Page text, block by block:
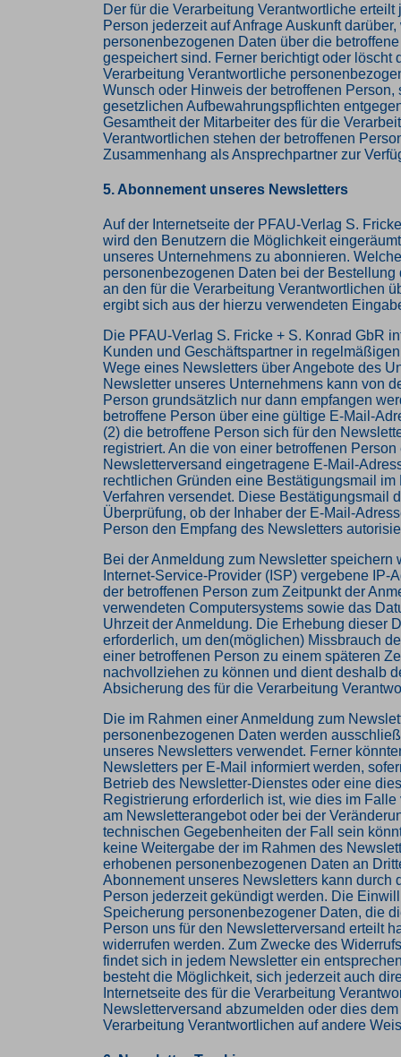
Der für die Verarbeitung Verantwortliche erteilt
Person jederzeit auf Anfrage Auskunft
personenbezogenen Daten über die
gespeichert sind. Ferner berichtigt oder löscht
Verarbeitung Verantwortliche
Wunsch oder Hinweis der betroffenen Person,
gesetzlichen Aufbewahrungspflichten
Gesamtheit der Mitarbeiter des für die
Verantwortlichen stehen der betroffenen
Zusammenhang als Ansprechpartner zur
5. Abonnement unseres Newsletters
Auf der Internetseite der PFAU-Verlag S.
wird den Benutzern die Möglichkeit
unseres Unternehmens zu abonnieren. Welche
personenbezogenen Daten bei der Bestellung
an den für die Verarbeitung Verantwortlichen
ergibt sich aus der hierzu verwendeten
Die PFAU-Verlag S. Fricke + S. Konrad GbR
Kunden und Geschäftspartner in
Wege eines Newsletters über Angebote des
Newsletter unseres Unternehmens kann von
Person grundsätzlich nur dann empfangen
betroffene Person über eine gültige E-Mail-
(2) die betroffene Person sich für den
registriert. An die von einer betroffenen
Newsletterversand eingetragene E-Mail-
rechtlichen Gründen eine Bestätigungsmail im
Verfahren versendet. Diese Bestätigungsmail
Überprüfung, ob der Inhaber der E-Mail-
Person den Empfang des Newsletters
Bei der Anmeldung zum Newsletter speichern
Internet-Service-Provider (ISP) vergebene IP-
der betroffenen Person zum Zeitpunkt der
verwendeten Computersystems sowie das
Uhrzeit der Anmeldung. Die Erhebung dieser
erforderlich, um den(möglichen) Missbrauch
einer betroffenen Person zu einem späteren
nachvollziehen zu können und dient deshalb
Absicherung des für die Verarbeitung
Die im Rahmen einer Anmeldung zum
personenbezogenen Daten werden
unseres Newsletters verwendet. Ferner
Newsletters per E-Mail informiert werden,
Betrieb des Newsletter-Dienstes oder eine
Registrierung erforderlich ist, wie dies im
am Newsletterangebot oder bei der
technischen Gegebenheiten der Fall sein
keine Weitergabe der im Rahmen des
erhobenen personenbezogenen Daten an
Abonnement unseres Newsletters kann durch
Person jederzeit gekündigt werden. Die
Speicherung personenbezogener Daten, die
Person uns für den Newsletterversand erteilt
widerrufen werden. Zum Zwecke des
findet sich in jedem Newsletter ein
besteht die Möglichkeit, sich jederzeit auch
Internetseite des für die Verarbeitung
Newsletterversand abzumelden oder dies
Verarbeitung Verantwortlichen auf andere